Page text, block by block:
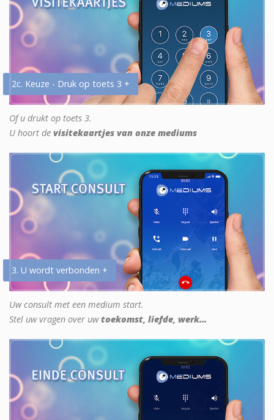
2c. Keuze - Druk op toets 3 +
Of u drukt op toets 3.
U hoort de visitekaartjes van onze mediums
3. U wordt verbonden +
Uw consult met een medium start.
Stel uw vragen over uwtoekomst, liefde, werk...